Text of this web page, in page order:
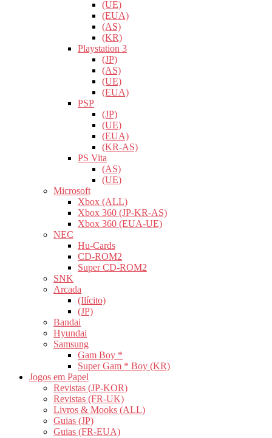
(UE)
(EUA)
(AS)
(KR)
Playstation 3
(JP)
(AS)
(UE)
(EUA)
PSP
(JP)
(UE)
(EUA)
(KR-AS)
PS Vita
(AS)
(UE)
Microsoft
Xbox (ALL)
Xbox 360 (JP-KR-AS)
Xbox 360 (EUA-UE)
NEC
Hu-Cards
CD-ROM2
Super CD-ROM2
SNK
Arcada
(Ilícito)
(JP)
Bandai
Hyundai
Samsung
Gam Boy *
Super Gam * Boy (KR)
Jogos em Papel
Revistas (JP-KOR)
Revistas (FR-UK)
Livros & Mooks (ALL)
Guias (JP)
Guias (FR-EUA)